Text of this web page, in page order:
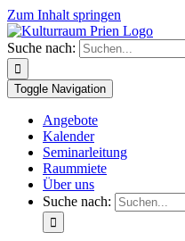
Zum Inhalt springen
Suche nach:
Toggle Navigation
Angebote
Kalender
Seminarleitung
Raummiete
Über uns
Suche nach: